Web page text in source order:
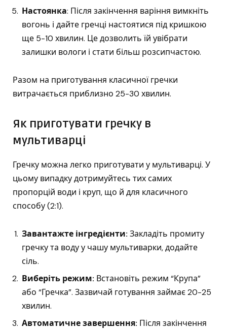
Настоянка: Після закінчення варіння вимкніть
вогонь і дайте гречці настоятися під кришкою
ще 5-10 хвилин. Це дозволить їй увібрати
залишки вологи і стати більш розсипчастою.
Разом на приготування класичної гречки
витрачається приблизно 25-30 хвилин.
Як приготувати гречку в
мультиварці
Гречку можна легко приготувати у мультиварці. У
цьому випадку дотримуйтесь тих самих
пропорцій води і круп, що й для класичного
способу (2:1).
Завантажте інгредієнти: Закладіть промиту
гречку та воду у чашу мультиварки, додайте
сіль.
Виберіть режим: Встановіть режим “Крупа”
або “Гречка”. Зазвичай готування займає 20-25
хвилин.
Автоматичне завершення: Після закінчення